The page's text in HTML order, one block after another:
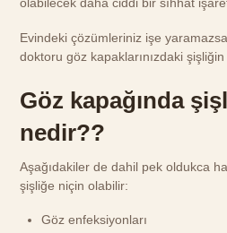
olabilecek daha ciddi bir sıhhat
Evindeki çözümleriniz işe
doktoru göz kapaklarınızdaki
Göz kapağında
nedir??
Aşağıdakiler de dahil pek oldukca
şişliğe niçin olabilir:
Göz enfeksiyonları